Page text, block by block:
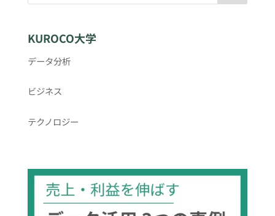
KUROCO大学
データ分析
ビジネス
テクノロジー